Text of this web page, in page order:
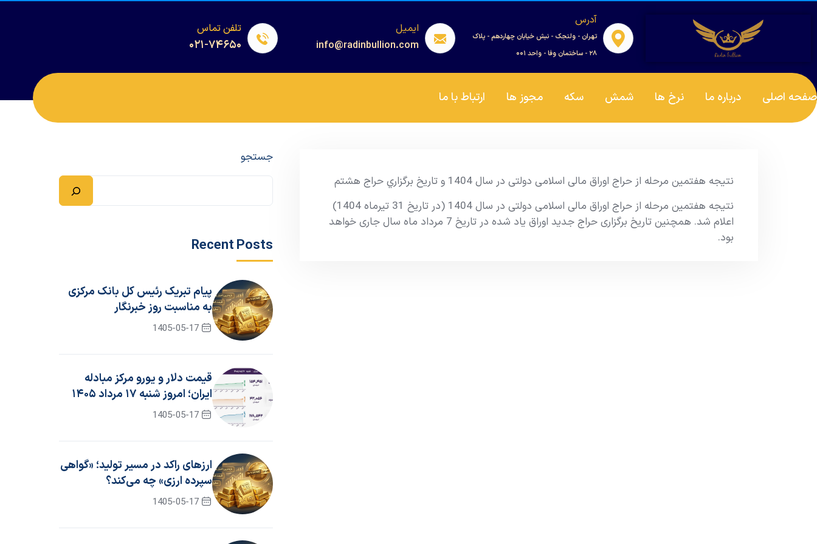
آدرس
تهران - ولنجک - نبش خیابان چهاردهم - پلاک
۲۸ - ساختمان وفا - واحد ۰۰۱
ایمیل
info@radinbullion.com
تلفن تماس
۰۲۱-۷۴۶۵۰
صفحه اصلی درباره ما نرخ ها شمش سکه مجوز ها ارتباط با ما
نتیجه هفتمین مرحله از حراج اوراق مالی اسلامی دولتی در سال 1404 و تاریخ برگزاري حراج هشتم
نتیجه هفتمین مرحله از حراج اوراق مالی اسلامی دولتی در سال 1404 (در تاریخ 31 تیرماه 1404)
اعلام شد. همچنین تاریخ برگزاری حراج جدید اوراق یاد شده در تاریخ 7 مرداد ماه سال جاری خواهد
بود.
جستجو
Recent Posts
پیام تبریک رئیس کل بانک مرکزی
به مناسبت روز خبرنگار
1405-05-17
قیمت دلار و یورو مرکز مبادله
ایران؛ امروز شنبه ۱۷ مرداد ۱۴۰۵
1405-05-17
ارزهای راکد در مسیر تولید؛ «گواهی
سپرده ارزی» چه می‌کند؟
1405-05-17